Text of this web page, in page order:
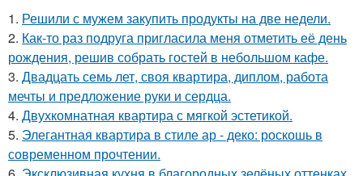
1. Решили с мужем закупить продукты на две недели.
2. Как-то раз подруга пригласила меня отметить её день
рождения, решив собрать гостей в небольшом кафе.
3. Двадцать семь лет, своя квартира, диплом, работа
мечты и предложение руки и сердца.
4. Двухкомнатная квартира с мягкой эстетикой.
5. Элегантная квартира в стиле ар - деко: роскошь в
современном прочтении.